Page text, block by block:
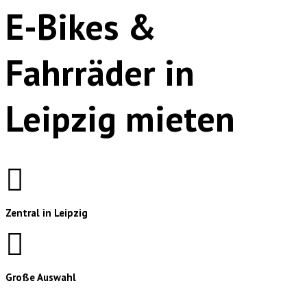
E-Bikes &
Fahrräder in
Leipzig mieten
Zentral in Leipzig
Große Auswahl